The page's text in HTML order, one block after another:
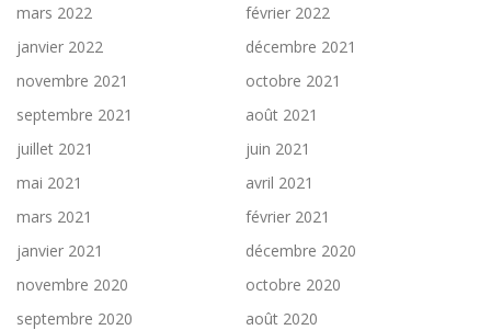
mars 2022
février 2022
janvier 2022
décembre 2021
novembre 2021
octobre 2021
septembre 2021
août 2021
juillet 2021
juin 2021
mai 2021
avril 2021
mars 2021
février 2021
janvier 2021
décembre 2020
novembre 2020
octobre 2020
septembre 2020
août 2020